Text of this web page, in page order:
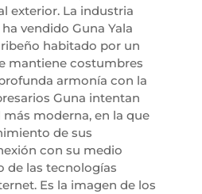
exterior. La industria
vendido Guna Yala
habitado por un
mantiene costumbres
armonía con la
Guna intentan
moderna, en la que
de sus
con su medio
de las tecnologías
Es la imagen de los